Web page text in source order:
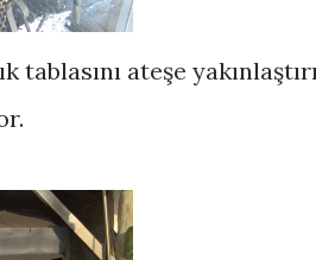
tablasını ateşe